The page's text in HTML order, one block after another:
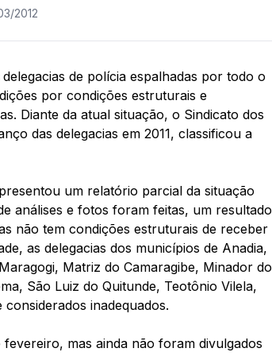
2012
de polícia espalhadas por todo o
por condições estruturais e
Diante da atual situação, o Sindicato dos
das delegacias em 2011, classificou a
um relatório parcial da situação
análises e fotos foram feitas, um resultado
não tem condições estruturais de receber
as delegacias dos municípios de Anadia,
Matriz do Camaragibe, Minador do
São Luiz do Quitunde, Teotônio Vilela,
inadequados.
mas ainda não foram divulgados